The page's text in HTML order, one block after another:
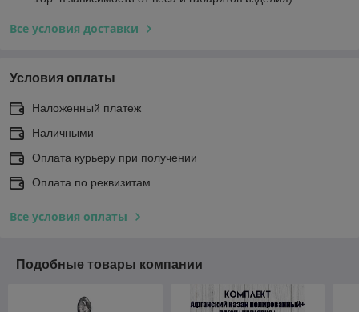
Все условия доставки
Условия оплаты
Наложенный платеж
Наличными
Оплата курьеру при получении
Оплата по реквизитам
Все условия оплаты
Подобные товары компании